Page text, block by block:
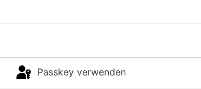
Passkey verwenden